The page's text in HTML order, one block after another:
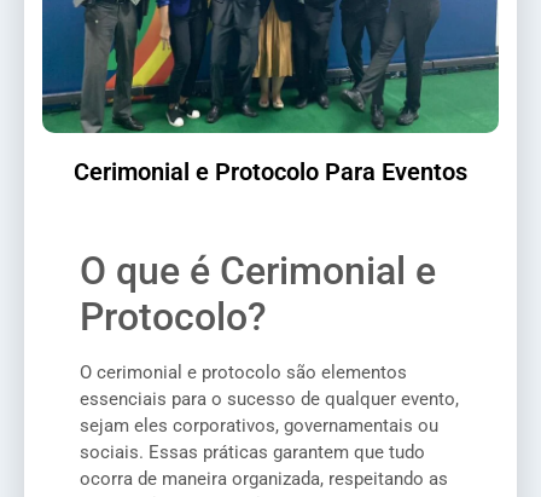
Cerimonial e Protocolo Para Eventos
O que é Cerimonial e
Protocolo?
O cerimonial e protocolo são elementos
essenciais para o sucesso de qualquer evento,
sejam eles corporativos, governamentais ou
sociais. Essas práticas garantem que tudo
ocorra de maneira organizada, respeitando as